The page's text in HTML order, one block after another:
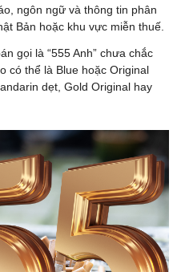
ngôn ngữ và thông tin phân
Bản hoặc khu vực miễn thuế.
gọi là “555 Anh” chưa chắc
có thể là Blue hoặc Original
dẹt, Gold Original hay